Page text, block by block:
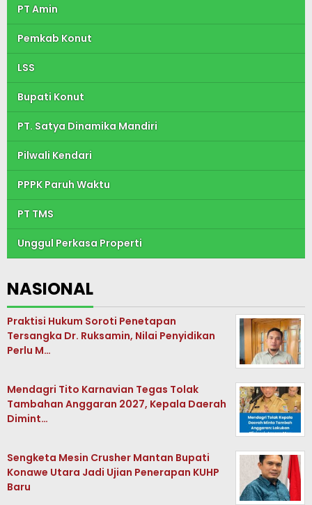
PT Amin
Pemkab Konut
LSS
Bupati Konut
PT. Satya Dinamika Mandiri
Pilwali Kendari
PPPK Paruh Waktu
PT TMS
Unggul Perkasa Properti
NASIONAL
Praktisi Hukum Soroti Penetapan
Tersangka Dr. Ruksamin, Nilai Penyidikan
Perlu M…
Mendagri Tito Karnavian Tegas Tolak
Tambahan Anggaran 2027, Kepala Daerah
Dimint…
Sengketa Mesin Crusher Mantan Bupati
Konawe Utara Jadi Ujian Penerapan KUHP
Baru